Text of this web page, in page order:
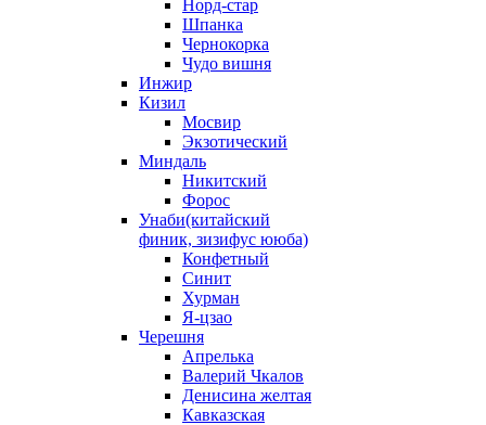
Норд-стар
Шпанка
Чернокорка
Чудо вишня
Инжир
Кизил
Мосвир
Экзотический
Миндаль
Никитский
Форос
Унаби(китайский
финик, зизифус ююба)
Конфетный
Синит
Хурман
Я-цзао
Черешня
Апрелька
Валерий Чкалов
Денисина желтая
Кавказская